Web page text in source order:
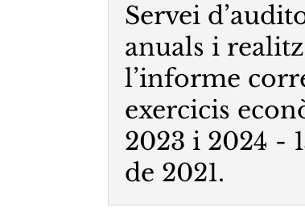
Servei
anuals i
l’informe
exercicis
2023 i 2024 -
de 2021.